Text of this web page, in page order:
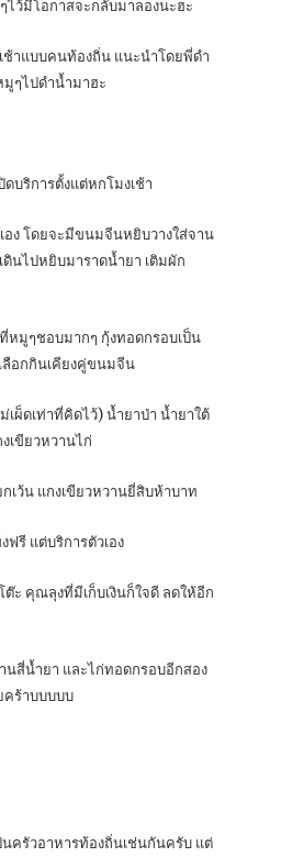
ว้มีโอกาสจะกลับมาลองนะฮะ
ช้าแบบคนท้องถิ่น แนะนำโดยพี่ดำ
ๆไปดำน้ำมาฮะ
บริการตั้งแต่หกโมงเช้า
อง โดยจะมีขนมจีนหยิบวางใส่จาน
ดินไปหยิบมาราดน้ำยา เติมผัก
หมูๆชอบมากๆ กุ้งทอดกรอบเป็น
ลือกกินเคียงคู่ขนมจีน
เผ็ดเท่าที่คิดไว้) น้ำยาป่า น้ำยาใต้
เขียวหวานไก่
เว้น แกงเขียวหวานยี่สิบห้าบาท
ฟรี แต่บริการตัวเอง
ะ คุณลุงที่มีเก็บเงินก็ใจดี ลดให้อีก
สี่น้ำยา และไก่ทอดกรอบอีกสอง
คร้าบบบบบ
นครัวอาหารท้องถิ่นเช่นกันครับ แต่